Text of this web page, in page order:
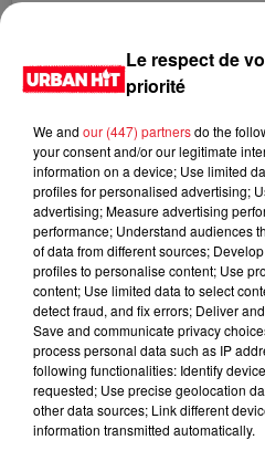
LES DERNIÈRES
Jay-Z se
d'un
Le respect de
priorité
We and our (447) partnersdo the
your consent and/or our legitimate
information on a device; Use limited
profiles for personalised advertising;
advertising; Measure advertising
performance; Understand audiences
of data from different sources;
profiles to personalise content; Use
content; Use limited data to select
detect fraud, and fix errors; Deliver
Save and communicate privacy
process personal data such as IP
following functionalities: Identify
requested; Use precise geolocation
other data sources; Link different
information transmitted automatically.